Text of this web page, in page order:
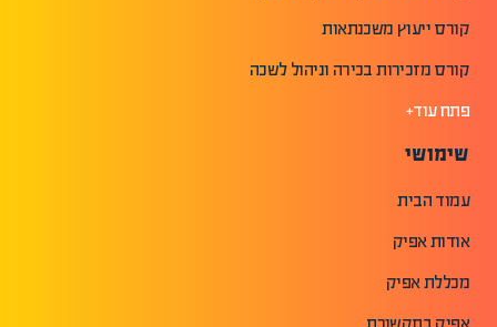
קורס ייעוץ משכנתאות
קורס מזכירות בכירה וניהול לשכה
פתח עוד+
שימושי
עמוד הבית
אודות אפיק
מכללת אפיק